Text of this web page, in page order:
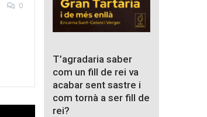
0
T’agradaria saber
com un fill de rei va
acabar sent sastre i
com tornà a ser fill de
rei?